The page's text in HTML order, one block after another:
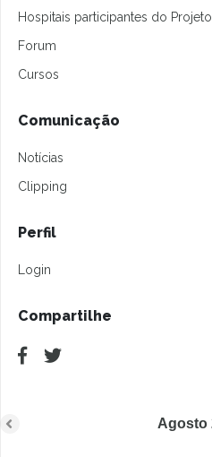
Hospitais participantes do Projeto
Forum
Cursos
Comunicação
Notícias
Clipping
Perfil
Login
Compartilhe
Agosto